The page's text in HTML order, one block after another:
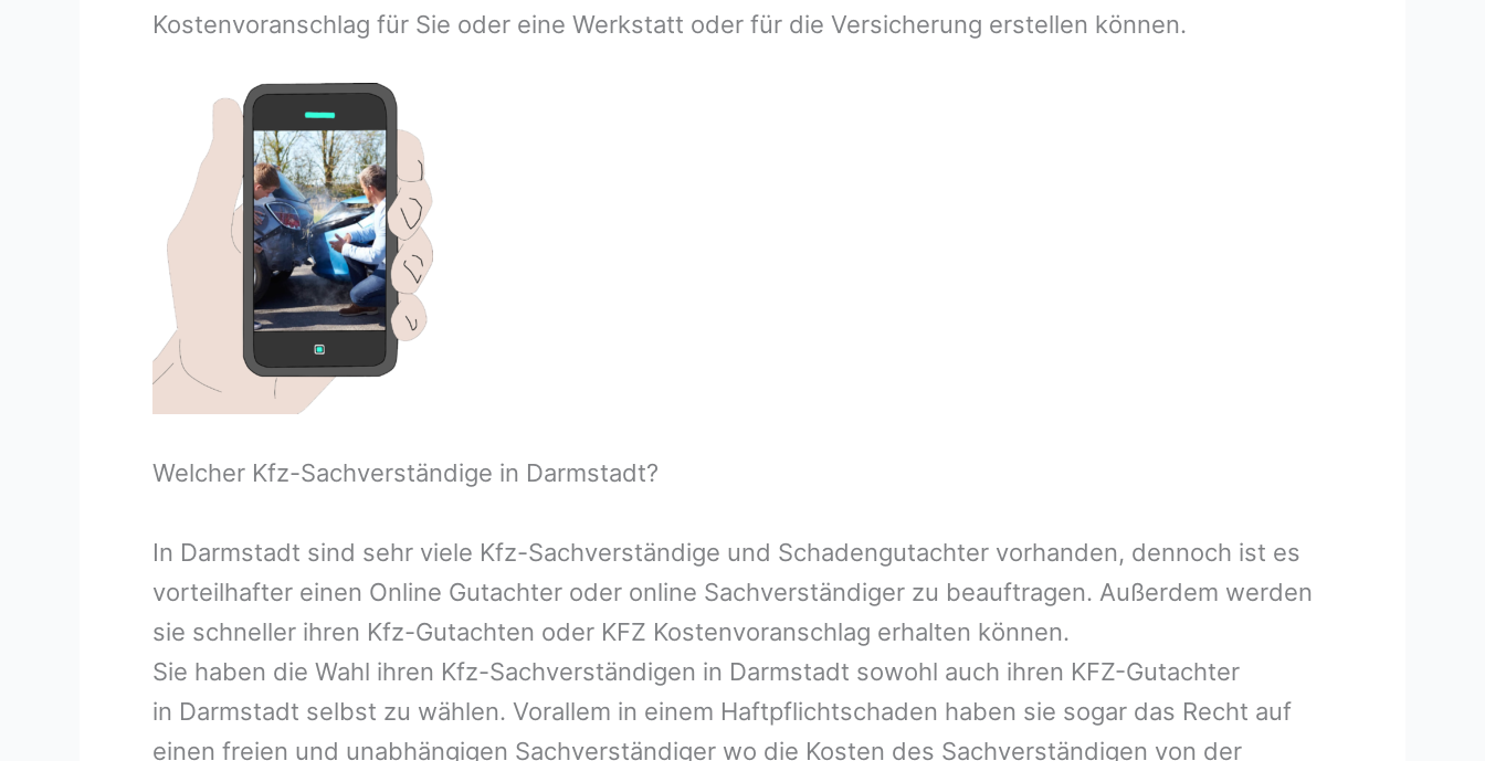
Kostenvoranschlag für Sie oder eine Werkstatt oder für die Versicherung erstellen können.
Welcher Kfz-Sachverständige in Darmstadt?
In Darmstadt sind sehr viele Kfz-Sachverständige und Schadengutachter vorhanden, dennoch ist es
vorteilhafter einen Online Gutachter oder online Sachverständiger zu beauftragen. Außerdem werden
sie schneller ihren Kfz-Gutachten oder KFZ Kostenvoranschlag erhalten können.
Sie haben die Wahl ihren Kfz-Sachverständigen in Darmstadt sowohl auch ihren KFZ-Gutachter
in Darmstadt selbst zu wählen. Vorallem in einem Haftpflichtschaden haben sie sogar das Recht auf
einen freien und unabhängigen Sachverständiger wo die Kosten des Sachverständigen von der